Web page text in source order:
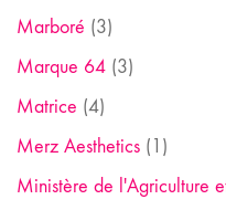
Marboré (3)
Marque 64 (3)
Matrice (4)
Merz Aesthetics (1)
Ministère de l'Agriculture